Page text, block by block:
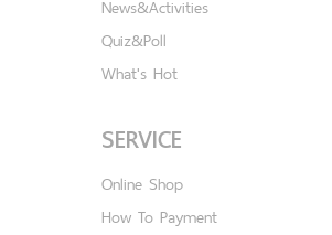
News&Activities
Quiz&Poll
What's Hot
SERVICE
Online Shop
How To Payment